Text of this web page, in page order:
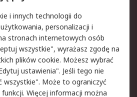
Polityka dotycząca
plików cookie
Użytkowanie witryny
Warunki Sprzedaży
i innych technologii do
personalizacji i
stronach internetowych osób
wszystkie", wyrażasz zgodę na
plików cookie. Możesz wybrać
ustawienia". Jeśli tego nie
wszystkie". Może to ograniczyć
Więcej informacji można